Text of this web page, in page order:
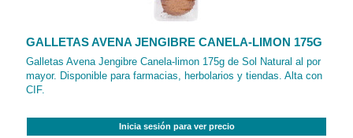
GALLETAS AVENA JENGIBRE CANELA-LIMON 175G
Galletas Avena Jengibre Canela-limon 175g de Sol Natural al por
mayor. Disponible para farmacias, herbolarios y tiendas. Alta con
CIF.
Inicia sesión para ver precio